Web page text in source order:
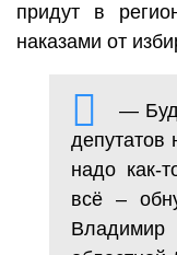
придут в
наказами от
—
депутатов
надо как-
всё –
Владимир